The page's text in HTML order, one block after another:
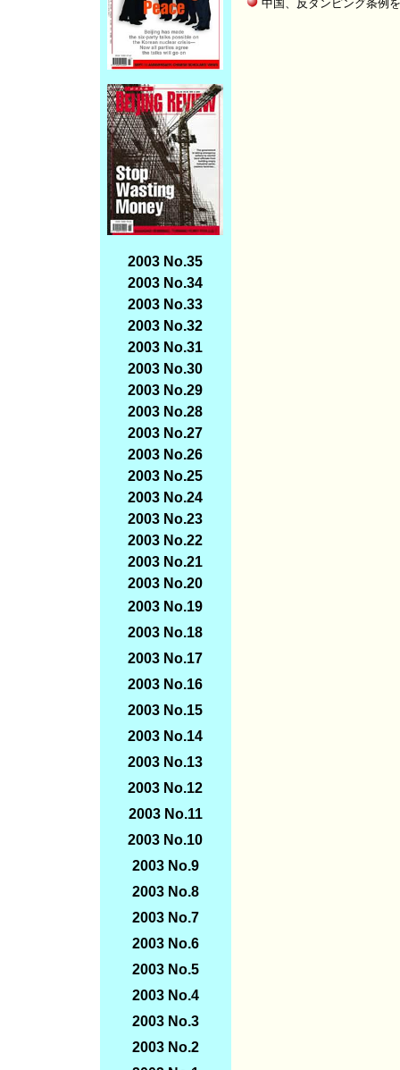
2003 No.35
2003 No.34
2003 No.33
2003 No.32
2003 No.31
2003 No.30
2003 No.29
2003 No.28
2003 No.27
2003 No.26
2003 No.25
2003 No.24
2003 No.23
2003 No.22
2003 No.21
2003 No.20
2003 No.19
2003 No.18
2003 No.17
2003 No.16
2003 No.15
2003 No.14
2003 No.13
2003 No.12
2003 No.11
2003 No.10
2003 No.9
2003 No.8
2003 No.7
2003 No.6
2003 No.5
2003 No.4
2003 No.3
2003 No.2
中国、反ダンピング条例